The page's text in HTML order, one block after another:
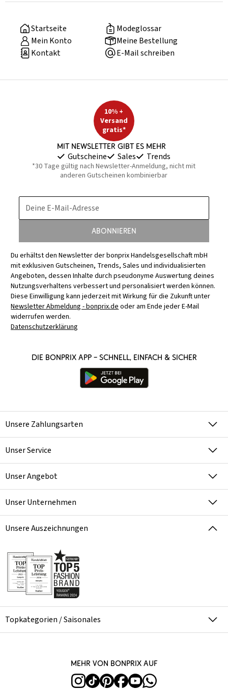
Startseite
Modeglossar
Mein Konto
Meine Bestellung
Kontakt
E-Mail schreiben
10% +
Versand
gratis*
Mit Newsletter gibt es mehr
Gutscheine Sales Trends
*30 Tage gültig nach Newsletter-Anmeldung, nicht mit
anderen Gutscheinen kombinierbar
Deine E-Mail-Adresse
Abonnieren
Du erhältst den Newsletter der bonprix Handelsgesellschaft mbH
mit exklusiven Gutscheinen, Trends, Sales und individualisierten
Angeboten, dessen Inhalte durch pseudonyme Auswertung deines
Nutzungsverhaltens verbessert und personalisiert werden können.
Diese Einwilligung kann jederzeit mit Wirkung für die Zukunft unter
Newsletter Abmeldung - bonprix.deoder am Ende jeder E-Mail
widerrufen werden.
Datenschutzerklärung
Die bonprix App – schnell, einfach & sicher
Unsere Zahlungsarten
Unser Service
Unser Angebot
Unser Unternehmen
Unsere Auszeichnungen
Topkategorien / Saisonales
Mehr von bonprix auf